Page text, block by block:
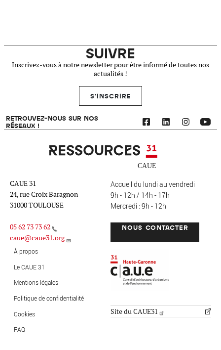
SUIVRE
Inscrivez-vous à notre newsletter pour être informé de toutes nos
actualités !
S'INSCRIRE
RETROUVEZ-NOUS SUR NOS
RÉSEAUX !
Ressources 31
CAUE 31
24, rue Croix Baragnon
31000 TOULOUSE
05 62 73 73 62
caue@caue31.org
Accueil du lundi au vendredi
9h - 12h / 14h - 17h
Mercredi : 9h - 12h
NOUS CONTACTER
MENU PIED DE PAGE
À propos
Le CAUE 31
Mentions légales
Politique de confidentialité
Cookies
FAQ
Site du CAUE31